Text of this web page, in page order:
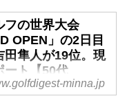
フの世界大会
OPEN」の2日目
田隼人が19位。現
ート【50代
大生が学ぶゴルフ
minna.jp